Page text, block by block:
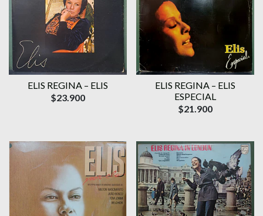
ELIS REGINA – ELIS
$23.900
ELIS REGINA – ELIS
ESPECIAL
$21.900